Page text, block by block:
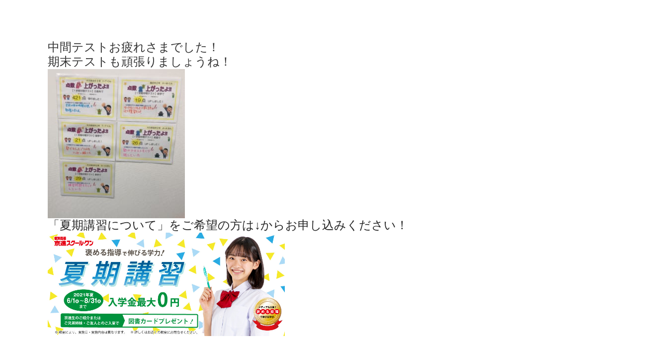
中間テストお疲れさまでした！
期末テストも頑張りましょうね！
「夏期講習について」をご希望の方は↓からお申し込みください！